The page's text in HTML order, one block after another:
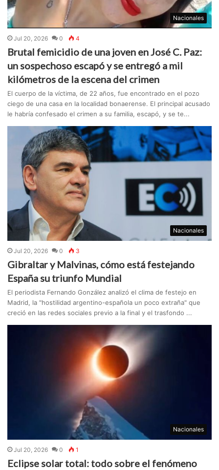
Nacionales
Jul 20, 2026 0 4
Brutal femicidio de una joven en José C. Paz:
un sospechoso escapó y se entregó a mil
kilómetros de la escena del crimen
El cuerpo de la víctima, de 22 años, fue encontrado en el pozo
ciego de una casa en la localidad bonaerense. El principal acusado
le habría confesado el crimen a su familia, escapó, y se te...
Nacionales
Jul 20, 2026 0 3
Gibraltar y Malvinas, cómo está festejando
España su triunfo Mundial
El periodista Fernando González analizó el clima de festejo en
Madrid, la "hostilidad argentino-española un poco extraña" que
creció en las redes sociales previo a la final y el trasfondo ...
Nacionales
Jul 20, 2026 0 1
Eclipse solar total: todo sobre el fenómeno